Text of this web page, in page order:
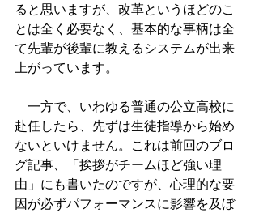
ると思いますが、改革というほどのこ
とは全く必要なく、基本的な事柄は全
て先輩が後輩に教えるシステムが出来
上がっています。
一方で、いわゆる普通の公立高校に
赴任したら、先ずは生徒指導から始め
ないといけません。これは前回のブロ
グ記事、「挨拶がチームほど強い理
由」にも書いたのですが、心理的な要
因が必ずパフォーマンスに影響を及ぼ